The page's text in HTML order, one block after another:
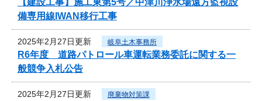
備専用線IWAN移行工事
2025年2月27日更新 岐阜土木事務所
R6年度 道路パトロール車運転業務委託に関する一
般競争入札公告
2025年2月27日更新 廃棄物対策課